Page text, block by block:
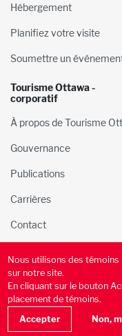
Nous utilisons des témoins
sur notre site.
En cliquant sur le bouton
placement de témoins.
Accepter
Non,
Hébergement
Planifiez votre visite
Soumettre un
Tourisme Ottawa -
corporatif
À propos de Tourisme
Gouvernance
Publications
Carrières
Contact
© 2000-2025
Politique de